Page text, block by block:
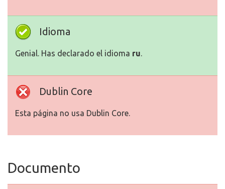
Idioma
Genial. Has declarado el idioma ru.
Dublin Core
Esta página no usa Dublin Core.
Documento